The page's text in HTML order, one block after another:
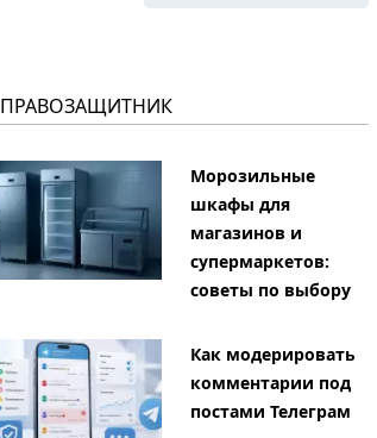
ПРАВОЗАЩИТНИК
Морозильные
шкафы для
магазинов и
супермаркетов:
советы по выбору
Как модерировать
комментарии под
постами Телеграм